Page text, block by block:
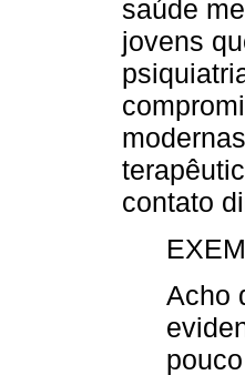
saúde
jovens
contato
Acho